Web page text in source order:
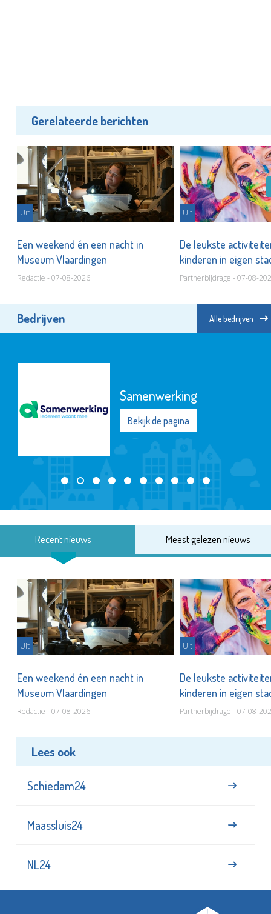
Gerelateerde berichten
Uit
Een weekend én een nacht in
Museum Vlaardingen
Redactie - 07-08-2026
Uit
De leukste
kinderen in eigen
Partnerbijdrage - 07-08-
Bedrijven Alle bedrijven
Samenwerking
Bekijk de pagina
Recent nieuws Meest gelezen nieuws
Uit
Een weekend én een nacht in
Museum Vlaardingen
Redactie - 07-08-2026
Uit
De leukste
kinderen in eigen
Partnerbijdrage - 07-08-
Lees ook
Schiedam24
Maassluis24
NL24